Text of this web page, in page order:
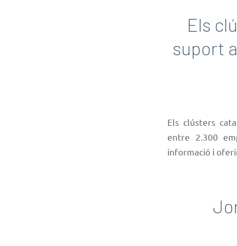
Els
suport
Els clústers
entre 2.300
informació i